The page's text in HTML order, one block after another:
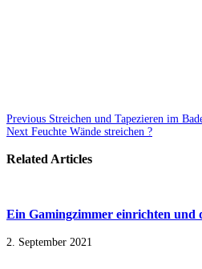
Previous Streichen und Tapezieren im
Next Feuchte Wände streichen ?
Related Articles
Ein Gamingzimmer einrichten und
2. September 2021